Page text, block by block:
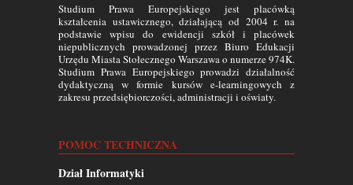
Studium Prawa Europejskiego jest placówką
kształcenia ustawicznego, działającą od 2004 r. na
podstawie wpisu do ewidencji szkół i placówek
niepublicznych prowadzonej przez Biuro Edukacji
Urzędu Miasta Stołecznego Warszawa o numerze 974K.
Studium Prawa Europejskiego prowadzi działalność
dydaktyczną w formie kursów e-learningowych z
zakresu przedsiębiorczości, administracji i oświaty.
POMOC TECHNICZNA
Dział Informatyki